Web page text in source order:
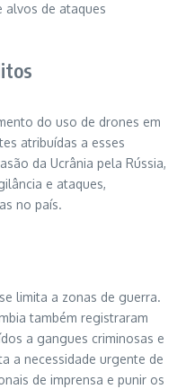
alvos de ataques
do uso de drones em
atribuídas a esses
da Ucrânia pela Rússia,
e ataques,
no país.
limita a zonas de guerra.
também registraram
a gangues criminosas e
a necessidade urgente de
de imprensa e punir os